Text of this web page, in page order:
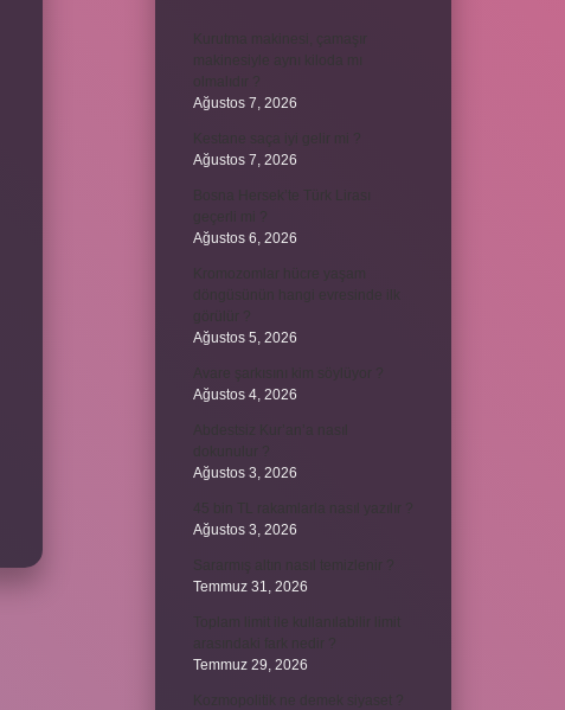
Ağustos 7, 2026
Ağustos 7, 2026
Ağustos 6, 2026
Ağustos 5, 2026
Ağustos 4, 2026
Ağustos 3, 2026
Ağustos 3, 2026
Temmuz 31, 2026
Temmuz 29, 2026